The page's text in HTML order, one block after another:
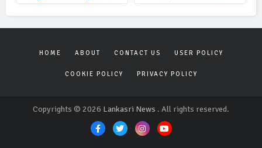
HOME ABOUT CONTACT US USER POLICY
COOKIE POLICY PRIVACY POLICY
Copyrights © 2026 Lankasri News . All rights reserved.